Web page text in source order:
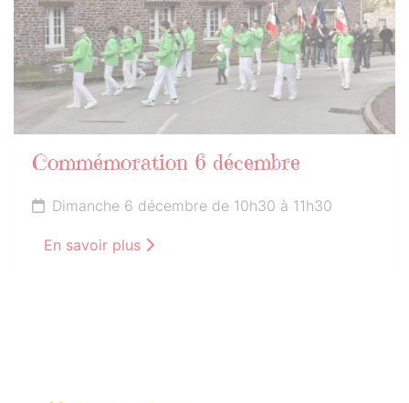
Commémoration 6 décembre
Dimanche 6 décembre de 10h30 à 11h30
En savoir plus